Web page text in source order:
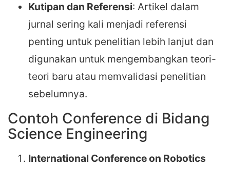
Kutipan dan Referensi: Artikel dalam
jurnal sering kali menjadi referensi
penting untuk penelitian lebih lanjut dan
digunakan untuk mengembangkan teori-
teori baru atau memvalidasi penelitian
sebelumnya.
Contoh Conference di Bidang
Science Engineering
International Conference on Robotics